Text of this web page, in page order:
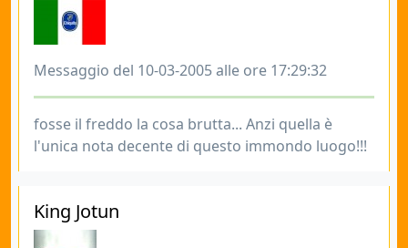
Messaggio del 10-03-2005 alle ore 17:29:32
fosse il freddo la cosa brutta... Anzi quella è
l'unica nota decente di questo immondo luogo!!!
King Jotun